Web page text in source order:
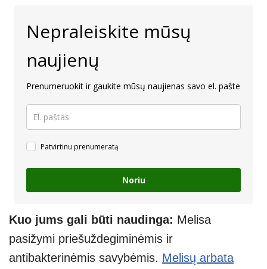
Nepraleiskite mūsų
naujienų
Prenumeruokit ir gaukite mūsų naujienas savo el. pašte
Patvirtinu prenumeratą
Noriu
Kuo jums gali būti naudinga: Melisa
pasižymi priešuždegiminėmis ir
antibakterinėmis savybėmis. Melisų arbata